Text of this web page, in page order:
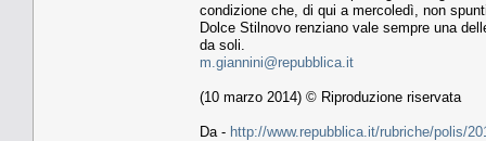
condizione che, di qui a mercoledì, non
Dolce Stilnovo renziano vale sempre una
da soli.
m.giannini@repubblica.it
(10 marzo 2014) © Riproduzione riservata
Da - http://www.repubblica.it/rubriche/polis/